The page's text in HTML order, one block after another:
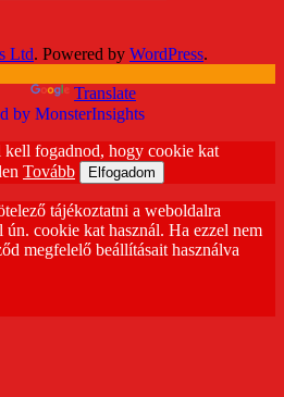
Ltd. Powered by WordPress.
Translate
kell fogadnod, hogy cookie kat
Tovább Elfogadom
tájékoztatni a weboldalra
cookie kat használ. Ha ezzel nem
megfelelő beállításait használva